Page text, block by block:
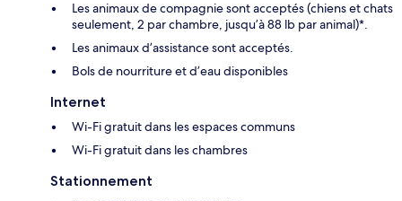
Les animaux de compagnie sont acceptés (chiens et chats
seulement, 2 par chambre, jusqu’à 88 lb par animal)*.
Les animaux d’assistance sont acceptés.
Bols de nourriture et d’eau disponibles
Internet
Wi-Fi gratuit dans les espaces communs
Wi-Fi gratuit dans les chambres
Stationnement